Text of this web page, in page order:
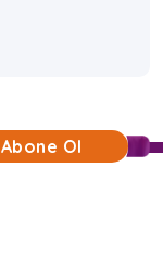
Abone Ol